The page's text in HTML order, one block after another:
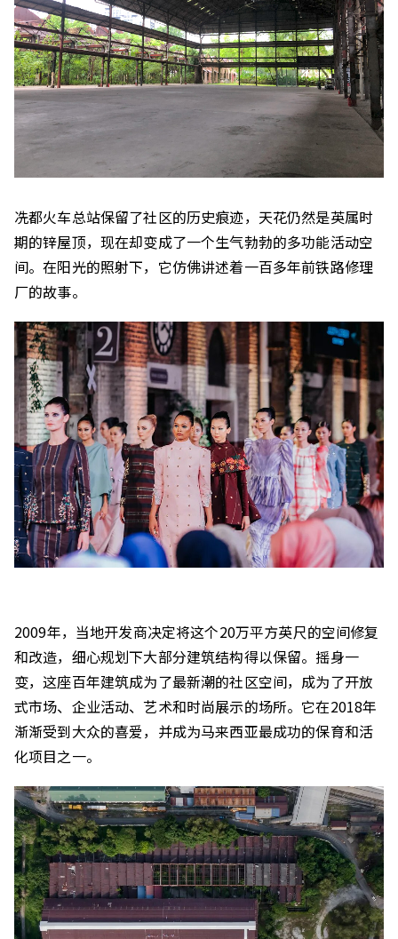
冼都火车总站保留了社区的历史痕迹，天花仍然是英属时
期的锌屋顶，现在却变成了一个生气勃勃的多功能活动空
间。在阳光的照射下，它仿佛讲述着一百多年前铁路修理
厂的故事。
2009年，当地开发商决定将这个20万平方英尺的空间修复
和改造，细心规划下大部分建筑结构得以保留。摇身一
变，这座百年建筑成为了最新潮的社区空间，成为了开放
式市场、企业活动、艺术和时尚展示的场所。它在2018年
渐渐受到大众的喜爱，并成为马来西亚最成功的保育和活
化项目之一。